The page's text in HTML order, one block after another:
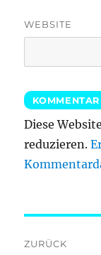
WEBSITE
Diese
reduzieren.
ZURÜCK